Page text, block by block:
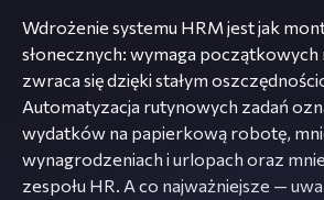
Wdrożenie systemu HRM jest jak
słonecznych: wymaga początkowych
zwraca się dzięki stałym
Automatyzacja rutynowych zadań
wydatków na papierkową robotę,
wynagrodzeniach i urlopach oraz
zespołu HR. A co najważniejsze —